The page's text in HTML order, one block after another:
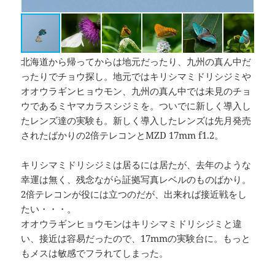
北海道から帰ってからは地元だったり、九州の真ん中だ
ったりでチョウ探し。地元ではキリシマミドリシジミや
オオウラギンヒョウモン、九州の真ん中では未見のチョ
ウであるミヤマカラスシジミを。ついでに新しく導入し
たレンズ達の実験も。新しく導入したレンズは先月発売
されたばかりの2倍テレコンとMZD 17mm f1.2。
キリシマミドリシジミは居るには居たが、去年のような
幸運は無く、残念ながら証拠写真レベルのものばかり。
2倍テレコンが役には立つのだが、出来れば接近戦をし
たい・・・。
オオウラギンヒョウモンはキリシマミドリシジミと違
い、接近は容易だったので、17mmの実験台に。もっと
もメスは敏感でフラれてしまった。